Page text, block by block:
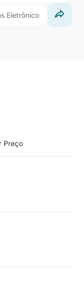
Eletrônico
Preço